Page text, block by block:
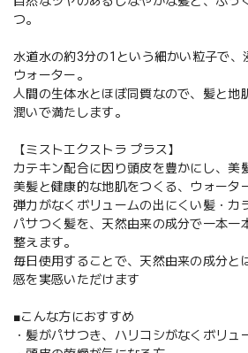
つ。
水道水の約3分の1という細かい粒子で、
ウォーター。
人間の生体水とほぼ同質なので、髪と地
潤いで満たします。
【ミストエクストラ プラス】
カテキン配合に因り頭皮を豊かにし、美
美髪と健康的な地肌をつくる、ウォータ
弾力がなくボリュームの出にくい髪・カ
パサつく髪を、天然由来の成分で一本一
整えます。
毎日使用することで、天然由来の成分と
感を実感いただけます
■こんな方におすすめ
・髪がパサつき、ハリコシがなくボリュ